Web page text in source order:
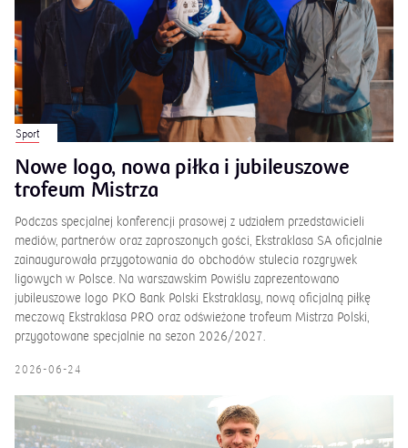
Sport
Nowe logo, nowa piłka i jubileuszowe
trofeum Mistrza
Podczas specjalnej konferencji prasowej z udziałem przedstawicieli
mediów, partnerów oraz zaproszonych gości, Ekstraklasa SA oficjalnie
zainaugurowała przygotowania do obchodów stulecia rozgrywek
ligowych w Polsce. Na warszawskim Powiślu zaprezentowano
jubileuszowe logo PKO Bank Polski Ekstraklasy, nową oficjalną piłkę
meczową Ekstraklasa PRO oraz odświeżone trofeum Mistrza Polski,
przygotowane specjalnie na sezon 2026/2027.
2026-06-24